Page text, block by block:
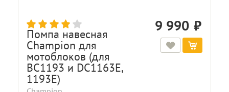
Помпа навесная
Champion для
мотоблоков (для
BC1193 и DC1163E,
1193E)
9 990